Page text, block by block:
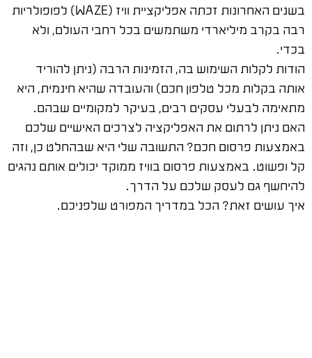
בשנים האחרונות זכתה אפליקציית וויז (WAZE) לפופולריות
רבה בקרב מיליארדי משתמשים בכל רחבי העולם, ולא
בכדי.
הודות לקלות השימוש בה, הזמינות הרבה (ניתן להוריד
אותה בקלות מכל טלפון חכם) והעובדה שהיא חינמית, היא
מתאימה לבעלי עסקים רבים, בעיקר למקומיים שבהם.
האם ניתן לרתום את האפליקציה לצרכים האישיים שלכם
באמצעות פרסום חכם? התשובה שלי היא שבהחלט כן, וזה
קל ופשוט. באמצעות פרסום בוויז ממוקד יכולים אותם נהגים
להיחשף גם לעסק שלכם על הדרך.
איך עושים זאת? הכל במדריך המפורט שלפניכם.